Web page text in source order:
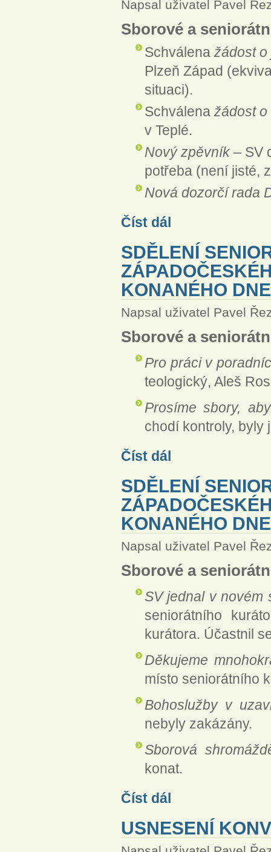
Napsal uživatel Pavel
Sborové a
Schválena žádost o
Plzeň Západ
situaci).
Schválena žádost
v Teplé.
Nový zpěvník – SV
potřeba (není jisté,
Nová dozorčí rada
Číst dál
SDĚLENÍ
KONANÉHO
Napsal uživatel Pavel
Sborové a
Pro práci v
teologický, Aleš
Prosíme sbory,
chodí kontroly, byly
Číst dál
SDĚLENÍ
KONANÉHO
Napsal uživatel Pavel
Sborové a
SV jednal v novém
seniorátního
kurátora. Účastnil
Děkujeme
místo seniorátního
Bohoslužby v
nebyly zakázány.
Sborová
konat.
Číst dál
USNESENÍ